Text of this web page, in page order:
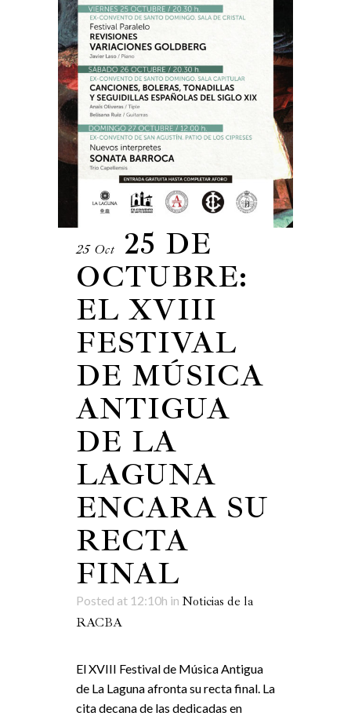
25 Oct
25 DE
OCTUBRE:
EL XVIII
FESTIVAL
DE MÚSICA
ANTIGUA
DE LA
LAGUNA
ENCARA SU
RECTA
FINAL
Posted at 12:10h in Noticias de la
RACBA
El XVIII Festival de Música Antigua
de La Laguna afronta su recta final. La
cita decana de las dedicadas en